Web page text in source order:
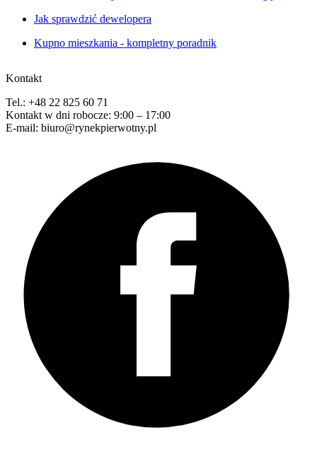
Jak sprawdzić dewelopera
Kupno mieszkania - kompletny poradnik
Kontakt
Tel.: +48 22 825 60 71
Kontakt w dni robocze: 9:00 – 17:00
E-mail: biuro@rynekpierwotny.pl